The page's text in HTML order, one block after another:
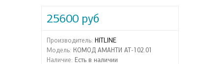
25600 руб
Производитель: HITLINE
Модель: КОМОД АМАНТИ АТ-102.01
Наличие: Есть в наличии